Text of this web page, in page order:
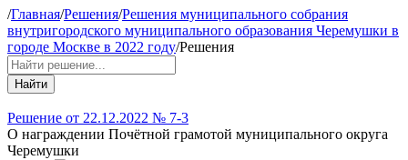
/Главная/Решения/Решения муниципального собрания
внутригородского муниципального образования Черемушки в
городе Москве в 2022 году/Решения
Найти
Решение от 22.12.2022 № 7-3
О награждении Почётной грамотой муниципального округа
Черемушки